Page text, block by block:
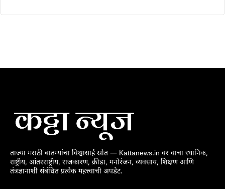
ताज्या मराठी बातम्यांचा विश्वासार्ह स्रोत — Kattanews.in वर वाचा स्थानिक,
राष्ट्रीय, आंतरराष्ट्रीय, राजकारण, क्रीडा, मनोरंजन, व्यवसाय, शिक्षण आणि
तंत्रज्ञानाशी संबंधित प्रत्येक महत्त्वाची अपडेट.